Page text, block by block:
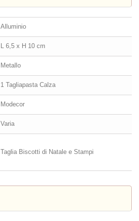
Alluminio
L 6,5 x H 10 cm
Metallo
1 Tagliapasta Calza
Modecor
Varia
Taglia Biscotti di Natale e Stampi